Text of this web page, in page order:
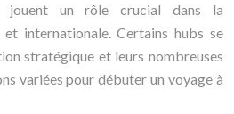
jouent un rôle crucial dans la
internationale. Certains hubs se
stratégique et leurs nombreuses
variées pour débuter un voyage à